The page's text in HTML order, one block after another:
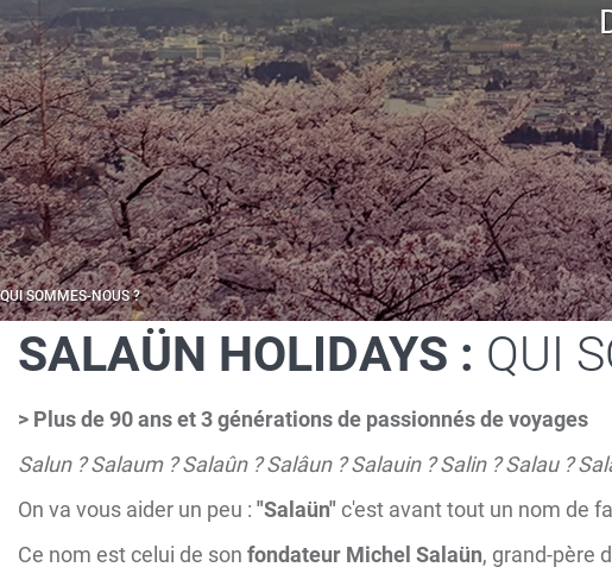
QUI SOMMES-NOUS ?
SALAÜN HOLIDAYS : QUI
> Plus de 90 ans et 3 générations de passionnés de voyages
Salun ? Salaum ? Salaûn ? Salâun ? Salauin ? Salin ? Salau ?
On va vous aider un peu : "Salaün"c'est avant tout un nom de
Ce nom est celui de son fondateur Michel Salaün, grand-père